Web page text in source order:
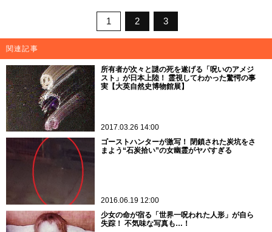
1 2 3
関連記事
所有者が次々と謎の死を遂げる「呪いのアメジ
スト」が日本上陸！ 霊視してわかった驚愕の事
実【大英自然史博物館展】
2017.03.26 14:00
ゴーストハンターが激写！ 閉鎖された炭坑をさ
まよう“石炭拾い”の女幽霊がヤバすぎる
2016.06.19 12:00
少女の命が宿る「世界一呪われた人形」が自ら
失踪！ 不気味な写真も…！